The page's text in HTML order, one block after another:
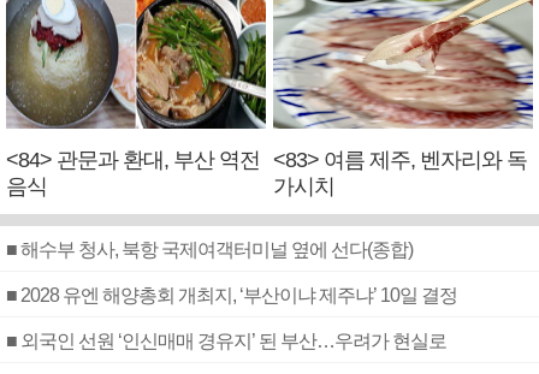
<84> 관문과 환대, 부산 역전
음식
<83> 여름 제주, 벤자리와 독
가시치
■ 해수부 청사, 북항 국제여객터미널 옆에 선다(종합)
■ 2028 유엔 해양총회 개최지, ‘부산이냐 제주냐’ 10일 결정
■ 외국인 선원 ‘인신매매 경유지’ 된 부산…우려가 현실로